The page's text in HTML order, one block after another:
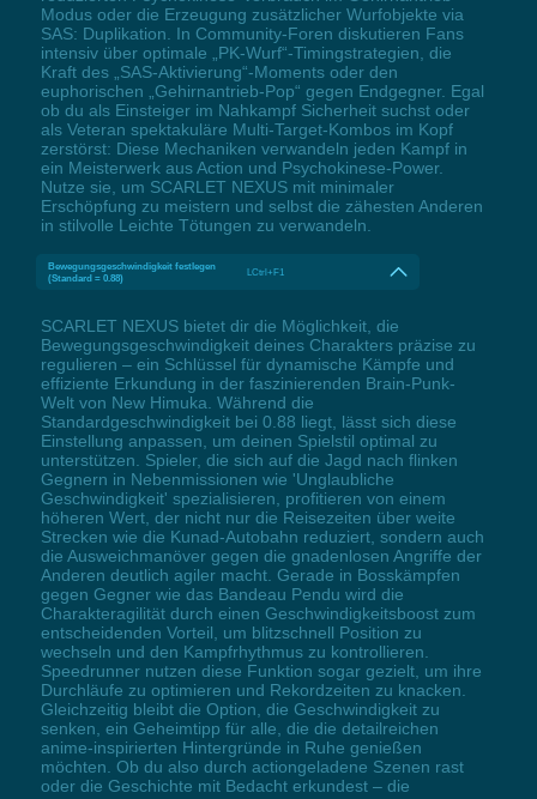
Modus oder die Erzeugung zusätzlicher Wurfobjekte via
SAS: Duplikation. In Community-Foren diskutieren Fans
intensiv über optimale „PK-Wurf“-Timingstrategien, die
Kraft des „SAS-Aktivierung“-Moments oder den
euphorischen „Gehirnantrieb-Pop“ gegen Endgegner. Egal
ob du als Einsteiger im Nahkampf Sicherheit suchst oder
als Veteran spektakuläre Multi-Target-Kombos im Kopf
zerstörst: Diese Mechaniken verwandeln jeden Kampf in
ein Meisterwerk aus Action und Psychokinese-Power.
Nutze sie, um SCARLET NEXUS mit minimaler
Erschöpfung zu meistern und selbst die zähesten Anderen
in stilvolle Leichte Tötungen zu verwandeln.
Bewegungsgeschwindigkeit festlegen
(Standard = 0.88)
LCtrl+F1
SCARLET NEXUS bietet dir die Möglichkeit, die
Bewegungsgeschwindigkeit deines Charakters präzise zu
regulieren – ein Schlüssel für dynamische Kämpfe und
effiziente Erkundung in der faszinierenden Brain-Punk-
Welt von New Himuka. Während die
Standardgeschwindigkeit bei 0.88 liegt, lässt sich diese
Einstellung anpassen, um deinen Spielstil optimal zu
unterstützen. Spieler, die sich auf die Jagd nach flinken
Gegnern in Nebenmissionen wie 'Unglaubliche
Geschwindigkeit' spezialisieren, profitieren von einem
höheren Wert, der nicht nur die Reisezeiten über weite
Strecken wie die Kunad-Autobahn reduziert, sondern auch
die Ausweichmanöver gegen die gnadenlosen Angriffe der
Anderen deutlich agiler macht. Gerade in Bosskämpfen
gegen Gegner wie das Bandeau Pendu wird die
Charakteragilität durch einen Geschwindigkeitsboost zum
entscheidenden Vorteil, um blitzschnell Position zu
wechseln und den Kampfrhythmus zu kontrollieren.
Speedrunner nutzen diese Funktion sogar gezielt, um ihre
Durchläufe zu optimieren und Rekordzeiten zu knacken.
Gleichzeitig bleibt die Option, die Geschwindigkeit zu
senken, ein Geheimtipp für alle, die die detailreichen
anime-inspirierten Hintergründe in Ruhe genießen
möchten. Ob du also durch actiongeladene Szenen rast
oder die Geschichte mit Bedacht erkundest – die